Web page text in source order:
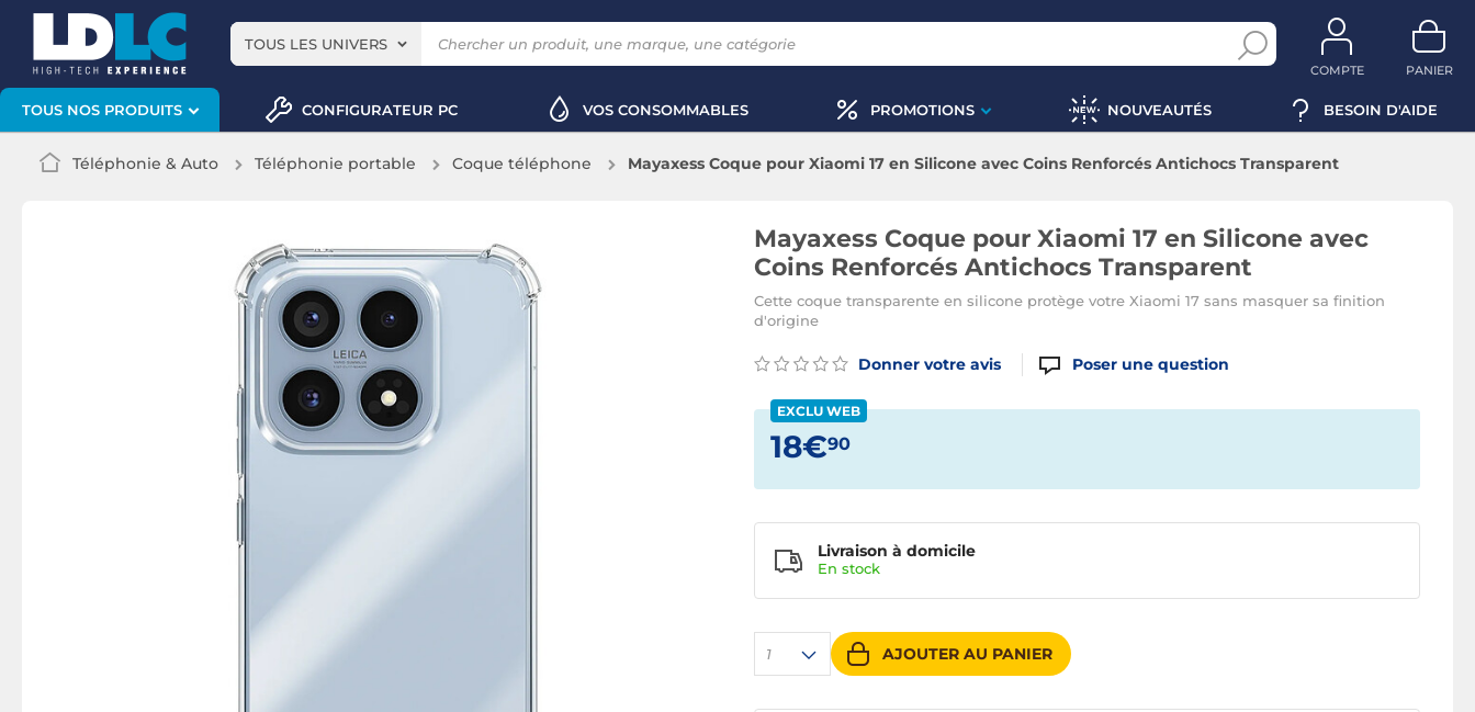
TOUS LES UNIVERS
COMPTE PANIER
TOUS NOS PRODUITS CONFIGURATEUR PC VOS CONSOMMABLES PROMOTIONS NOUVEAUTÉS BESOIN D'AIDE
Téléphonie & Auto Téléphonie portable Coque téléphone Mayaxess Coque pour Xiaomi 17 en Silicone avec Coins Renforcés Antichocs Transparent
Mayaxess Coque pour Xiaomi 17 en Silicone avec
Coins Renforcés Antichocs Transparent
Cette coque transparente en silicone protège votre Xiaomi 17 sans masquer sa finition
d'origine
Donner votre avis Poser une question
EXCLU WEB
18€90
1 AJOUTER AU PANIER
Livraison à domicile
En stock